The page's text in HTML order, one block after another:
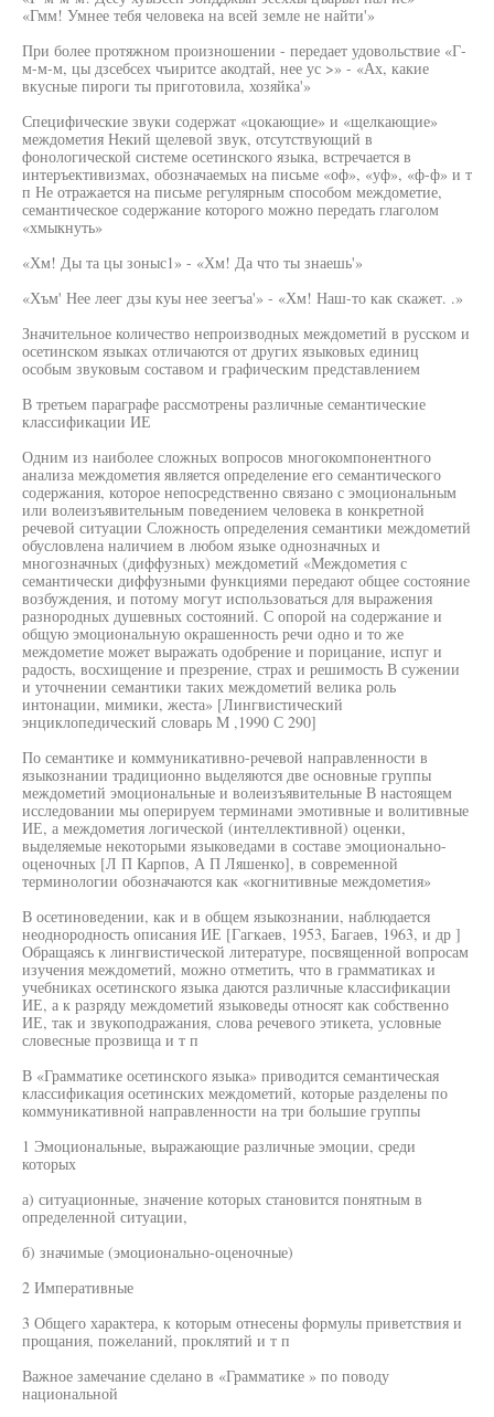
«Гмм! Умнее тебя человека на всей земле не найти'»
При более протяжном произношении - передает удовольствие «Г-
м-м-м, цы дзсебсех чъиритсе акодтай, нее ус >» - «Ах, какие
вкусные пироги ты приготовила, хозяйка'»
Специфические звуки содержат «цокающие» и «щелкающие»
междометия Некий щелевой звук, отсутствующий в
фонологической системе осетинского языка, встречается в
интеръективизмах, обозначаемых на письме «оф», «уф», «ф-ф» и т
п Не отражается на письме регулярным способом междометие,
семантическое содержание которого можно передать глаголом
«хмыкнуть»
«Хм! Ды та цы зоныс1» - «Хм! Да что ты знаешь'»
«Хъм' Нее леег дзы куы нее зеегъа'» - «Хм! Наш-то как скажет. .»
Значительное количество непроизводных междометий в русском и
осетинском языках отличаются от других языковых единиц
особым звуковым составом и графическим представлением
В третьем параграфе рассмотрены различные семантические
классификации ИЕ
Одним из наиболее сложных вопросов многокомпонентного
анализа междометия является определение его семантического
содержания, которое непосредственно связано с эмоциональным
или волеизъявительным поведением человека в конкретной
речевой ситуации Сложность определения семантики междометий
обусловлена наличием в любом языке однозначных и
многозначных (диффузных) междометий «Междометия с
семантически диффузными функциями передают общее состояние
возбуждения, и потому могут использоваться для выражения
разнородных душевных состояний. С опорой на содержание и
общую эмоциональную окрашенность речи одно и то же
междометие может выражать одобрение и порицание, испуг и
радость, восхищение и презрение, страх и решимость В сужении
и уточнении семантики таких междометий велика роль
интонации, мимики, жеста» [Лингвистический
энциклопедический словарь М ,1990 С 290]
По семантике и коммуникативно-речевой направленности в
языкознании традиционно выделяются две основные группы
междометий эмоциональные и волеизъявительные В настоящем
исследовании мы оперируем терминами эмотивные и волитивные
ИЕ, а междометия логической (интеллективной) оценки,
выделяемые некоторыми языковедами в составе эмоционально-
оценочных [Л П Карпов, А П Ляшенко], в современной
терминологии обозначаются как «когнитивные междометия»
В осетиноведении, как и в общем языкознании, наблюдается
неоднородность описания ИЕ [Гагкаев, 1953, Багаев, 1963, и др ]
Обращаясь к лингвистической литературе, посвященной вопросам
изучения междометий, можно отметить, что в грамматиках и
учебниках осетинского языка даются различные классификации
ИЕ, а к разряду междометий языковеды относят как собственно
ИЕ, так и звукоподражания, слова речевого этикета, условные
словесные прозвища и т п
В «Грамматике осетинского языка» приводится семантическая
классификация осетинских междометий, которые разделены по
коммуникативной направленности на три большие группы
1 Эмоциональные, выражающие различные эмоции, среди
которых
а) ситуационные, значение которых становится понятным в
определенной ситуации,
б) значимые (эмоционально-оценочные)
2 Императивные
3 Общего характера, к которым отнесены формулы приветствия и
прощания, пожеланий, проклятий и т п
Важное замечание сделано в «Грамматике » по поводу
национальной